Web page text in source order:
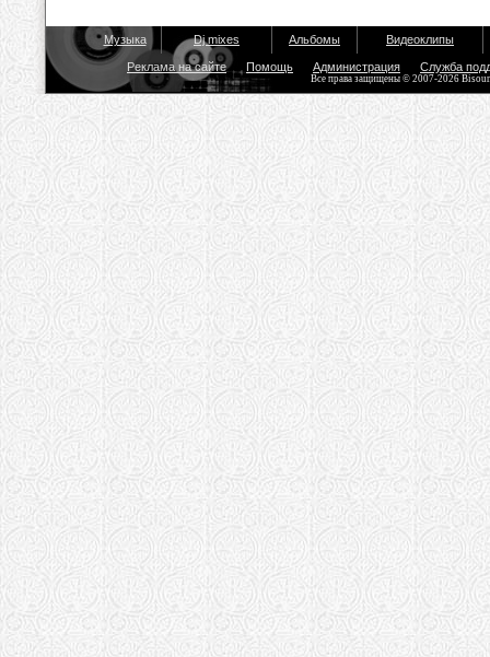
Музыка Dj mixes Альбомы Видеоклипы
Реклама на сайте Помощь Администрация Служба
Все права защищены © 2007-2026